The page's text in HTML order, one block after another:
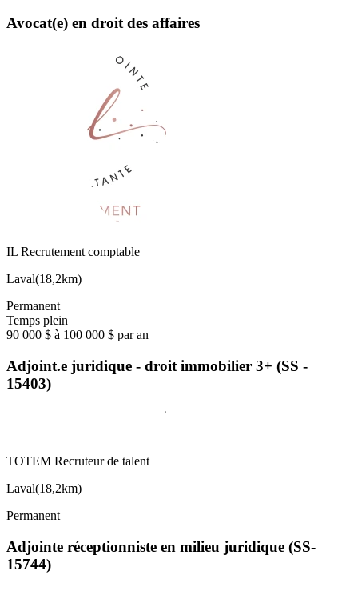
Avocat(e) en droit des affaires
IL Recrutement comptable
Laval(18,2km)
Permanent
Temps plein
90 000 $ à 100 000 $ par an
Adjoint.e juridique - droit immobilier 3+ (SS -
15403)
TOTEM Recruteur de talent
Laval(18,2km)
Permanent
Adjointe réceptionniste en milieu juridique (SS-
15744)